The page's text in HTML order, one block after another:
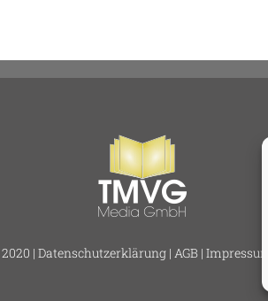
| Datenschutzerklärung | AGB | Impressum